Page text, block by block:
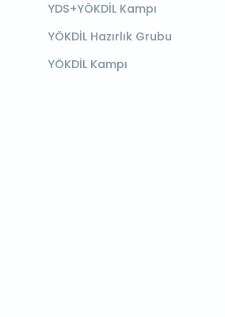
YDS+YÖKDİL Kampı
YÖKDİL Hazırlık Grubu
YÖKDİL Kampı